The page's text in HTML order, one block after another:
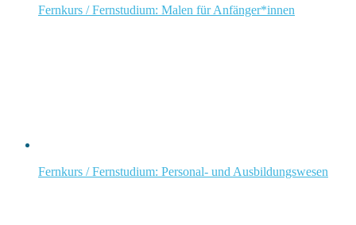
Fernkurs / Fernstudium: Malen für Anfänger*innen
Fernkurs / Fernstudium: Personal- und Ausbildungswesen